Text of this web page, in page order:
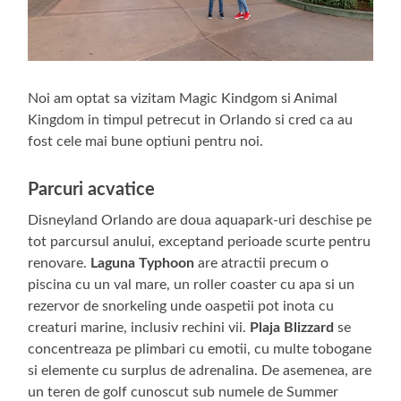
Noi am optat sa vizitam Magic Kindgom si Animal
Kingdom in timpul petrecut in Orlando si cred ca au
fost cele mai bune optiuni pentru noi.
Parcuri acvatice
Disneyland Orlando are doua aquapark-uri deschise pe
tot parcursul anului, exceptand perioade scurte pentru
renovare. Laguna Typhoon are atractii precum o
piscina cu un val mare, un roller coaster cu apa si un
rezervor de snorkeling unde oaspetii pot inota cu
creaturi marine, inclusiv rechini vii. Plaja Blizzard se
concentreaza pe plimbari cu emotii, cu multe tobogane
si elemente cu surplus de adrenalina. De asemenea, are
un teren de golf cunoscut sub numele de Summer